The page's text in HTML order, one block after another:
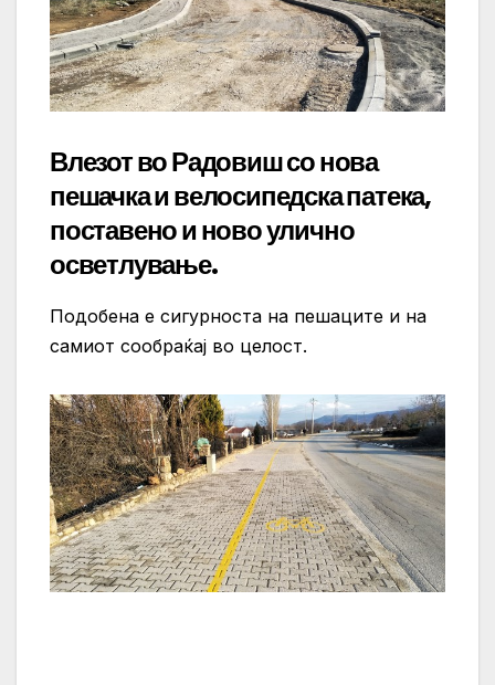
Влезот во Радовиш со нова
пешачка и велосипедска патека,
поставено и ново улично
осветлување.
Подобена е сигурноста на пешаците и на
самиот сообраќај во целост.